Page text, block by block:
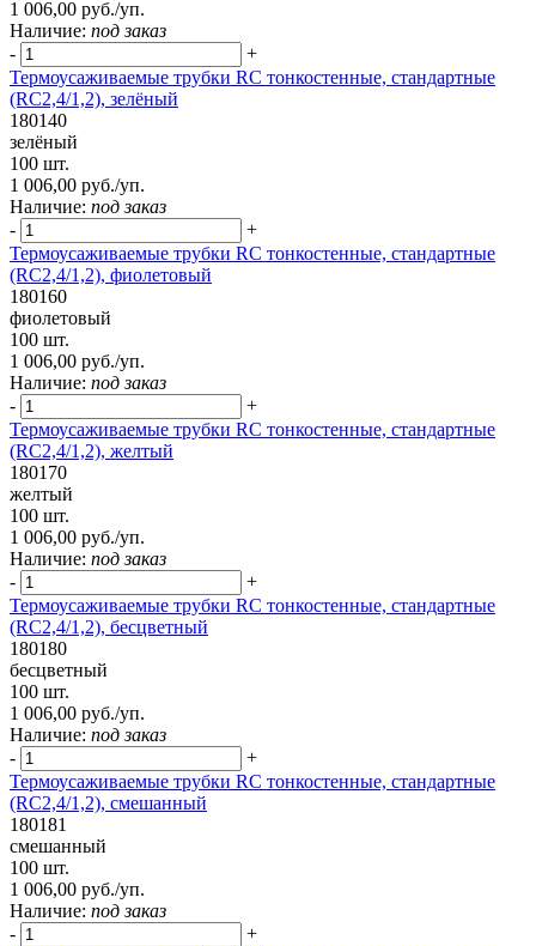
1 006,00 руб./уп.
Наличие: под заказ
-
+
Термоусаживаемые трубки RC тонкостенные, стандартные
(RC2,4/1,2), зелёный
180140
зелёный
100 шт.
1 006,00 руб./уп.
Наличие: под заказ
-
+
Термоусаживаемые трубки RC тонкостенные, стандартные
(RC2,4/1,2), фиолетовый
180160
фиолетовый
100 шт.
1 006,00 руб./уп.
Наличие: под заказ
-
+
Термоусаживаемые трубки RC тонкостенные, стандартные
(RC2,4/1,2), желтый
180170
желтый
100 шт.
1 006,00 руб./уп.
Наличие: под заказ
-
+
Термоусаживаемые трубки RC тонкостенные, стандартные
(RC2,4/1,2), бесцветный
180180
бесцветный
100 шт.
1 006,00 руб./уп.
Наличие: под заказ
-
+
Термоусаживаемые трубки RC тонкостенные, стандартные
(RC2,4/1,2), смешанный
180181
смешанный
100 шт.
1 006,00 руб./уп.
Наличие: под заказ
-
+